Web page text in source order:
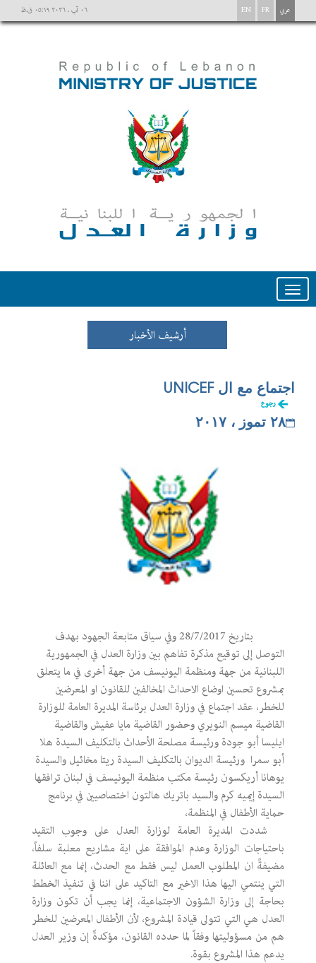
٠٦ آب ، ٢٠٢٦ ٠٥:١٩ ق.ظ EN FR عربي
Toggle
أرشيف الأخبار
اجتماع مع ال UNICEF
رجوع
٢٨ تموز ، ٢٠١٧
بتاريخ 28/7/2017 وفي سياق متابعة الجهود بهدف
التوصل إلى توقيع مذكرة تفاهم بين وزارة العدل في الجمهورية
اللبنانية من جهة ومنظمة اليونيسف من جهة أخرى في ما يتعلق
بمشروع تحسين اوضاع الاحداث المخالفين للقانون او المعرضين
للخطر، عقد اجتماع في وزارة العدل برئاسة المديرة العامة للوزارة
القاضية ميسم النويري وحضور القاضية مايا عفيش والقاضية
ايليسا أبو جودة ورئيسة مصلحة الأحداث بالتكليف السيدة هلا
أبو سمرا ورئيسة الديوان بالتكليف السيدة ريتا مخائيل والسيدة
يوهانا أريكسون رئيسة مكتب منظمة اليونيسف في لبنان ترافقها
السيدة إيميه كرم والسيد باتريك هالتون اختصاصيين في برنامج
حماية الأطفال في المنظمة،
شددت المديرة العامة لوزارة العدل على وجوب التقيد
باحتياجات الوزارة وعدم الموافقة على اية مشاريع معلبة سلفاً،
مضيفةً ان المطلوب العمل ليس فقط مع الحدث، إنما مع العائلة
التي ينتمي اليها هذا الاخير مع التاكيد على اننا في تنفيذ الخطط
بحاجة إلى وزارة الشؤون الاجتماعية، إنما يجب أن تكون وزارة
العدل هي التي تتولى قيادة المشروع، لأن الأطفال المعرضين للخطر
هم من مسؤوليتها وفقاً لما حدده القانون، مؤكدةً إن وزير العدل
يدعم هذا المشروع بقوة.